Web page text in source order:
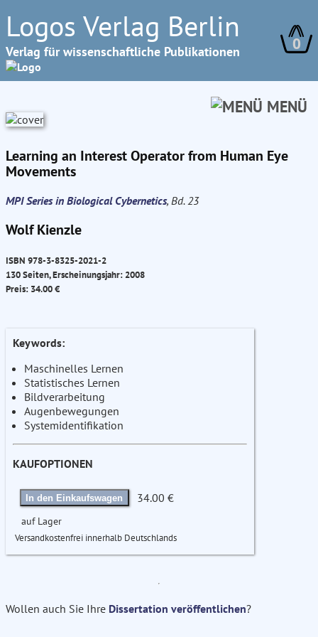
Logos Verlag Berlin
Verlag für wissenschaftliche Publikationen 0
MENÜ
Learning an Interest Operator from Human Eye
Movements
MPI Series in Biological Cybernetics, Bd. 23
Wolf Kienzle
ISBN 978-3-8325-2021-2
130 Seiten, Erscheinungsjahr: 2008
Preis: 34.00 €
Keywords:
Maschinelles Lernen
Statistisches Lernen
Bildverarbeitung
Augenbewegungen
Systemidentifikation
KAUFOPTIONEN
In den Einkaufswagen 34.00 €
auf Lager
Versandkostenfrei innerhalb Deutschlands
Wollen auch Sie Ihre Dissertation veröffentlichen?